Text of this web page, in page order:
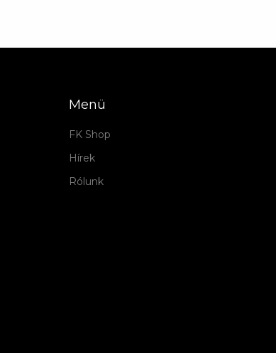
Menü
FK Shop
Hírek
Rólunk